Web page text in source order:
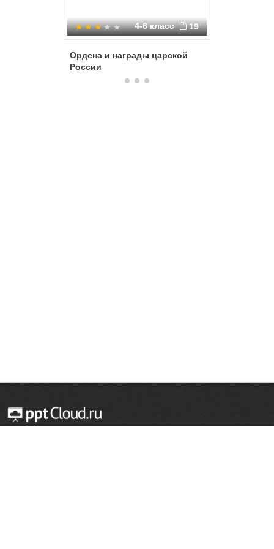
4-6 класс 19
Ордена и награды царской
России